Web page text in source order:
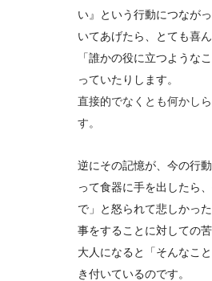
い』という行動につなが
いてあげたら、とても喜
「誰かの役に立つような
っていたりします。
直接的でなくとも何かし
す。
逆にその記憶が、今の行
って食器に手を出したら
で」と怒られて悲しかっ
事をすることに対しての
大人になると「そんなこ
き付いているのです。